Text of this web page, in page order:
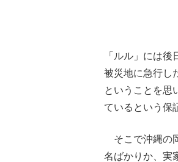
「ルル」には
被災地に急行し
ということを思
ているという保
そこで沖縄の
名ばかりか、実